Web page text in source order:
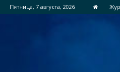
Пятница, 7 августа, 2026